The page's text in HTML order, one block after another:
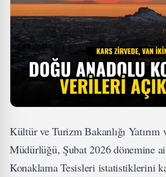
Kültür ve Turizm Bakanlığı
Müdürlüğü, Şubat 2026 dönemine
Konaklama Tesisleri istatistiklerini